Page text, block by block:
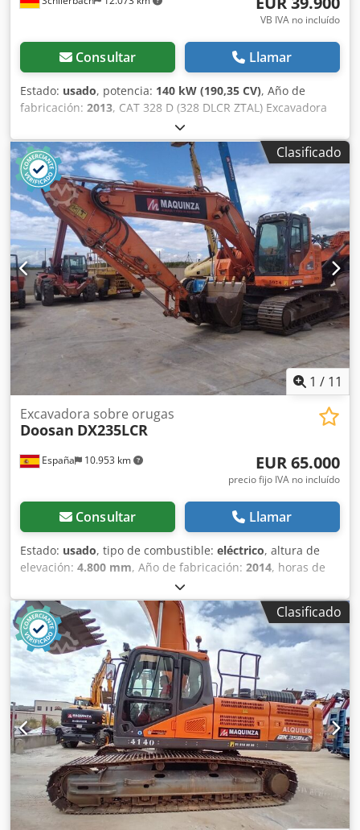
VB IVA no incluído
Consultar Llamar
Estado: usado, potencia: 140 kW (190,35 CV), Año de
fabricación: 2013, CAT 328 D (328 DLCR ZTAL) Excavadora
para túneles Muchos repuestos adicionales disponibles
por un costo extra, por ejemplo, una superestructura
completa, etc.!! • Potencia: 140 kW (190 CV) • Pluma
articulada/desplazable para trabajos de túneles • Sistema
de cambio rápido • Apoyo con hoja • Aire acondicionado •
Versión de cola corta Djdpfxowmpcue Anfokr • 11.600
horas de trabajo • Ancho de cadena: 600 mm • Incluye 1 x
cucharón de excavación de 1,3 m³ y 1 x ripper •
Profundidad de excavación: aprox. 7 m • Peso en vacío:
43.500 kg - ¡Máquina alemana! - ¡Operativa! - Todo el
mantenimiento realizado por Zeppelin / Caterpillar
¡Errores y venta previa reservados! = Más información =
Año de fabricación: 2013 Daños: ninguno
Clasificado
1 / 11
España 10.953 km
Excavadora sobre orugas
Doosan DX235LCR
EUR 65.000
precio fijo IVA no incluído
Consultar Llamar
Estado: usado, tipo de combustible: eléctrico, altura de
elevación: 4.800 mm, Año de fabricación: 2014, horas de
, Peso en vacío: 23.500 kg
Capacidad de carga: 1.800 kg PBV: 25.300 kg Dedpfszb Nc
Nsx Anfskr Dimensiones (lxanxal): 900 x 299 x 308 cm
Ancho de cadena de oruga: 60 cm = Más opciones y
accesorios = - Sistema de lubricación central =
Comentarios = Ubicación: Ribarroja de Turia (Valencia) Esta
excavadora de orugas de ocasión ofrece la flexibilidad
necesaria para realizar prácticamente cualquier trabajo,
ya sea en zonas urbanas o en espacios reducidos, en
puentes o carreteras, con menos costes operativos, menos
paradas y más comodidad. Excavadora de segunda mano a
la venta ideal para excavación de terrenos, carga,
elevación y descarga de materiales por la acción de la
cuchara. Tipología: Orugas Precio de cazos: a consultar
Profundidad excav: 6.670 mm Altura excav: 10.795 mm
Clasificado